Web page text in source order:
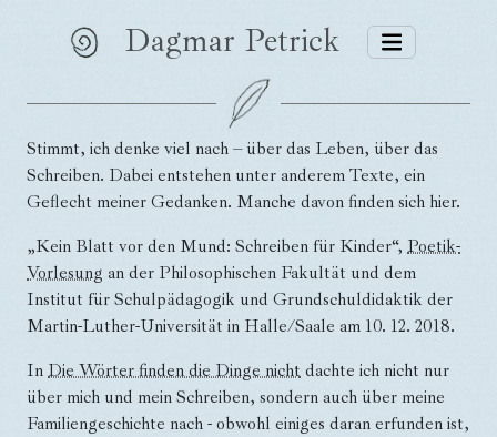
Dagmar Petrick
Stimmt, ich denke viel nach – über das Leben, über das
Schreiben. Dabei entstehen unter anderem Texte, ein
Geflecht meiner Gedanken. Manche davon finden sich hier.
„Kein Blatt vor den Mund: Schreiben für Kinder“, Poetik-
Vorlesung an der Philosophischen Fakultät und dem
Institut für Schulpädagogik und Grundschuldidaktik der
Martin-Luther-Universität in Halle/Saale am 10. 12. 2018.
In Die Wörter finden die Dinge nicht dachte ich nicht nur
über mich und mein Schreiben, sondern auch über meine
Familiengeschichte nach - obwohl einiges daran erfunden ist,